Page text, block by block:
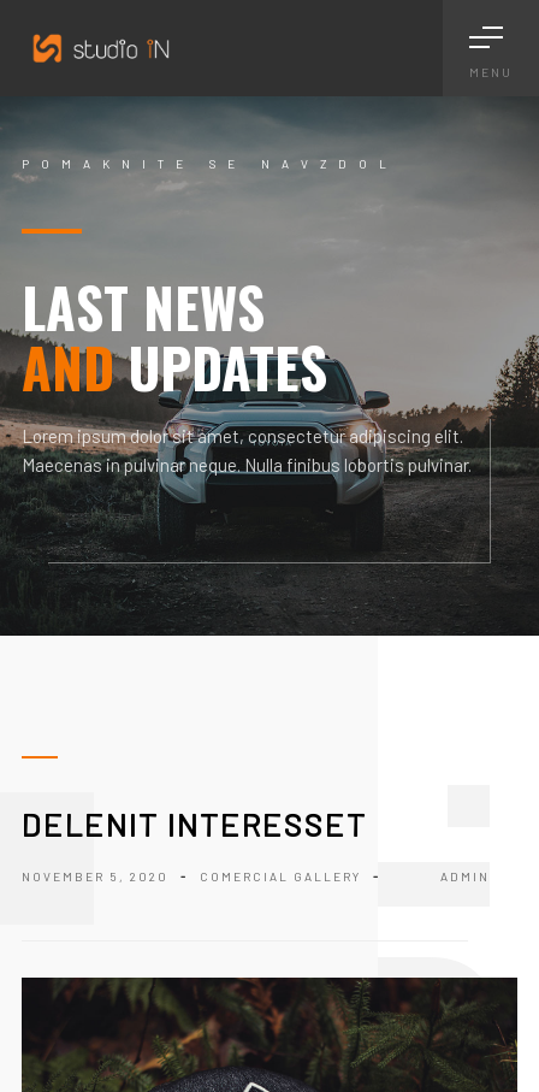
MENU
LAST NEWS
ANDUPDATES
Lorem ipsum dolor sit amet, consectetur adipiscing elit.
Maecenas in pulvinar neque. Nulla finibus lobortis pulvinar.
POMAKNITE SE NAVZDOL
DELENIT INTERESSET
NOVEMBER 5, 2020 - COMERCIAL GALLERY - ADMIN